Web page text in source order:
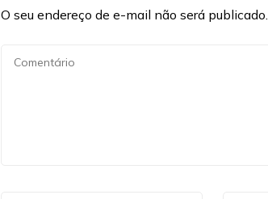
O seu endereço de e-mail não será publicado.